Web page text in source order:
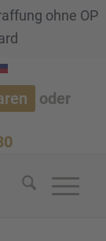
ohne OP
oder